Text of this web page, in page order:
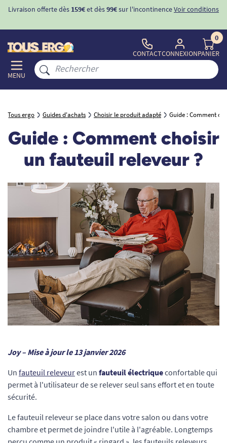
-10%avec le code "BIENVENUE" pourla 1ère commande
MENU
CONTACTCONNEXION
0
PANIER
Tous ergo Guides d'achats Choisir le produit adapté Guide : Comment
Guide : Comment choisir
un fauteuil releveur ?
Joy – Mise à jour le 13 janvier 2026
Un fauteuil releveurest un fauteuil électriqueconfortable qui
permet à l'utilisateur de se relever seul sans effort et en toute
sécurité.
Le fauteuil releveur se place dans votre salon ou dans votre
chambre et permet de joindre l'utile à l'agréable. Longtemps